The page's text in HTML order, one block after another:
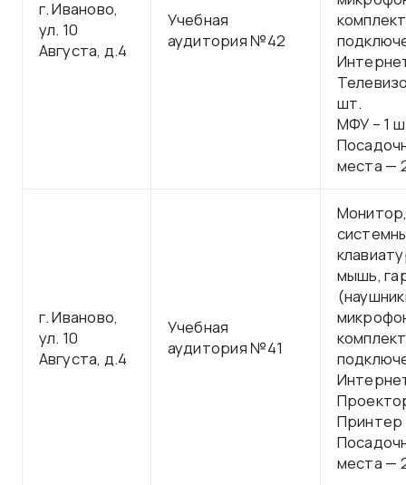
г. Иваново,
ул. 10
Августа, д.4
Учебная
аудитория №42
шт.
МФУ – 1
места —
г. Иваново,
ул. 10
Августа, д.4
Учебная
аудитория №41
мышь,
Принтер
места —